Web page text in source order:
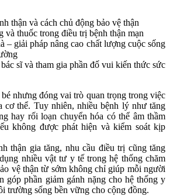
thận và cách chủ động bảo vệ thận
và thuốc trong điều trị bệnh thận mạn
– giải pháp nâng cao chất lượng cuộc sống
sĩ và tham gia phần đố vui kiến thức sức
nhưng đóng vai trò quan trọng trong việc
cơ thể. Tuy nhiên, nhiều bệnh lý như tăng
hay rối loạn chuyển hóa có thể âm thầm
không được phát hiện và kiểm soát kịp
thận gia tăng, nhu cầu điều trị cũng tăng
nhiều vật tư y tế trong hệ thống chăm
vệ thận từ sớm không chỉ giúp mỗi người
góp phần giảm gánh nặng cho hệ thống y
trường sống bền vững cho cộng đồng.